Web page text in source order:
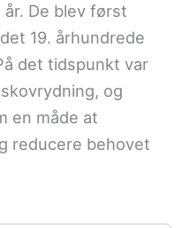
De blev først
19. århundrede
det tidspunkt var
og
en måde at
reducere behovet